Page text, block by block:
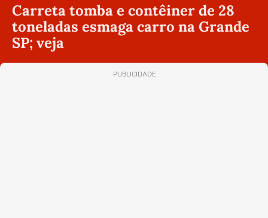
Carreta tomba e contêiner de 28
toneladas esmaga carro na Grande
SP; veja
PUBLICIDADE